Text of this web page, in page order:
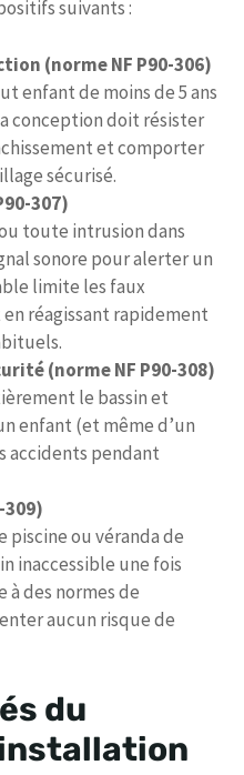
suivants :
(norme NF P90-306)
enfant de moins de 5 ans
conception doit résister
et comporter
sécurisé.
307)
toute intrusion dans
sonore pour alerter un
limite les faux
réagissant rapidement
(norme NF P90-308)
le bassin et
enfant (et même d’un
accidents pendant
309)
piscine ou véranda de
inaccessible une fois
des normes de
aucun risque de
du